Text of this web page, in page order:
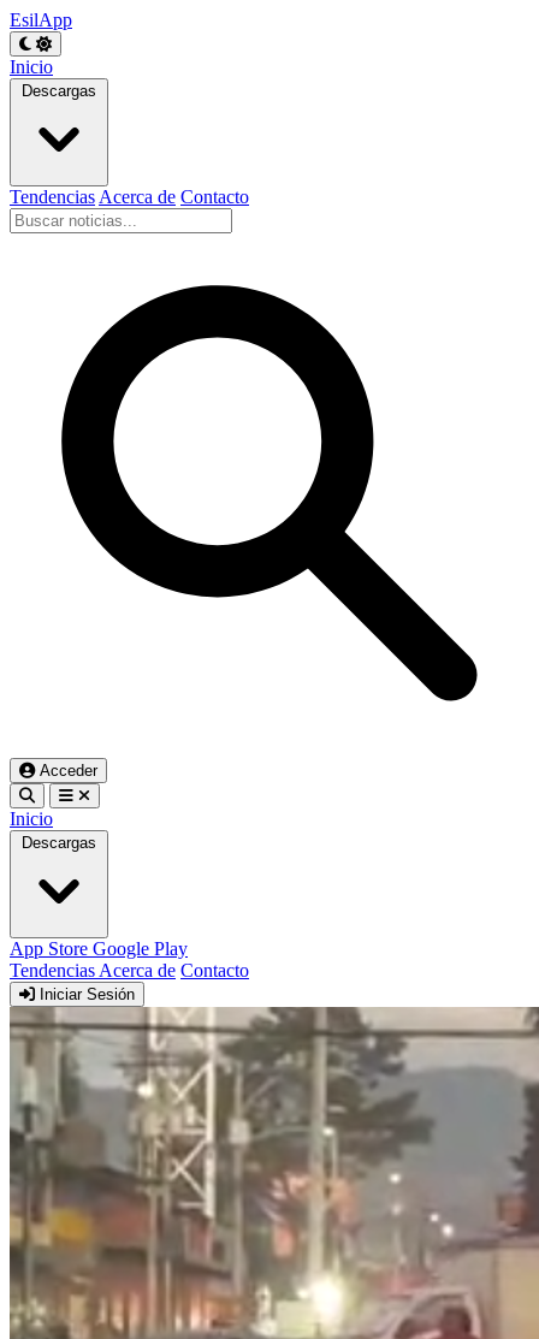
EsilApp
Inicio
Descargas
Tendencias Acerca de Contacto
Acceder
Inicio
Descargas
App Store Google Play
Tendencias Acerca de Contacto
Iniciar Sesión